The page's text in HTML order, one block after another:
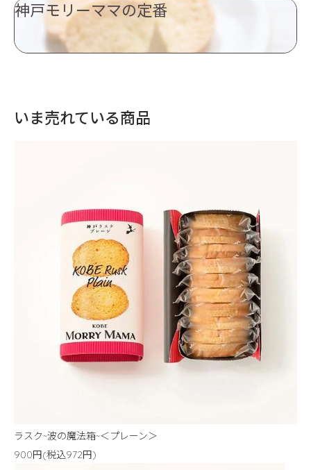
神戸モリーママの定番
いま売れている商品
ラスク~波の魔法箱~＜プレーン＞
900円(税込972円)